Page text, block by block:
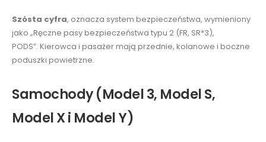
Szósta cyfra, oznacza system bezpieczeństwa, wymieniony
jako „Ręczne pasy bezpieczeństwa typu 2 (FR, SR*3),
PODS”. Kierowca i pasażer mają przednie, kolanowe i boczne
poduszki powietrzne.
Samochody (Model 3, Model S,
Model X i Model Y)